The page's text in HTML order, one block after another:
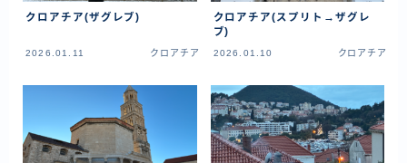
タイ
カンボジア
ベトナム
ラオス
バングラディッシュ
クロアチア(ザグレブ)
2026.01.11 クロアチア
クロアチア(スプリト→ザグレ
ブ)
2026.01.10 クロアチア